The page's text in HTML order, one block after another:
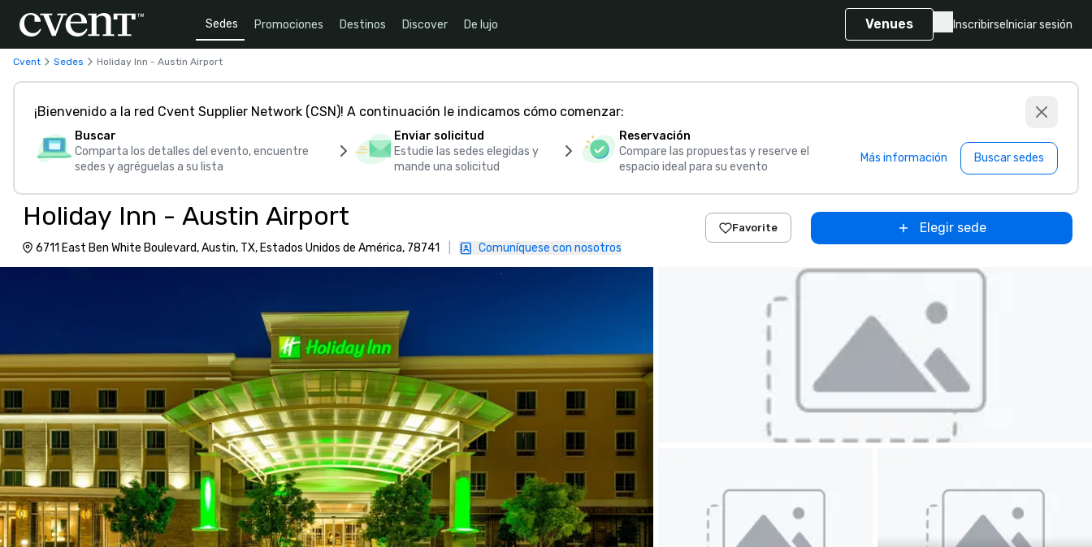
Sedes Promociones Destinos Discover De lujo Venues Inscribirse Iniciar sesión
Cvent Sedes Holiday Inn - Austin Airport
¡Bienvenido a la red Cvent Supplier Network (CSN)! A continuación le indicamos cómo comenzar:
Buscar
Comparta los detalles del evento, encuentre
sedes y agréguelas a su lista
Enviar solicitud
Estudie las sedes elegidas y
mande una solicitud
Reservación
Compare las propuestas y reserve el
espacio ideal para su evento
Más información Buscar sedes
Holiday Inn - Austin Airport
6711 East Ben White Boulevard, Austin, TX, Estados Unidos de América, 78741 Comuníquese con nosotros
Favorite Elegir sede